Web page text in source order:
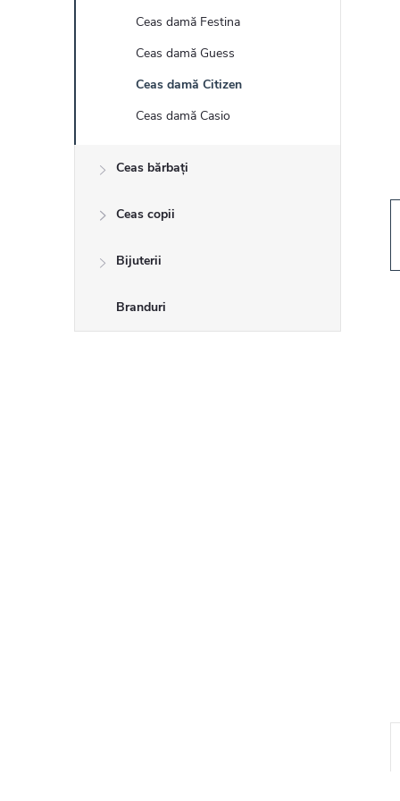
a
a
Ceas damă Festina
Ceas damă Guess
Ceas damă Citizen
Ceas damă Casio
Ceas bărbați
Ceas copii
Bijuterii
Branduri